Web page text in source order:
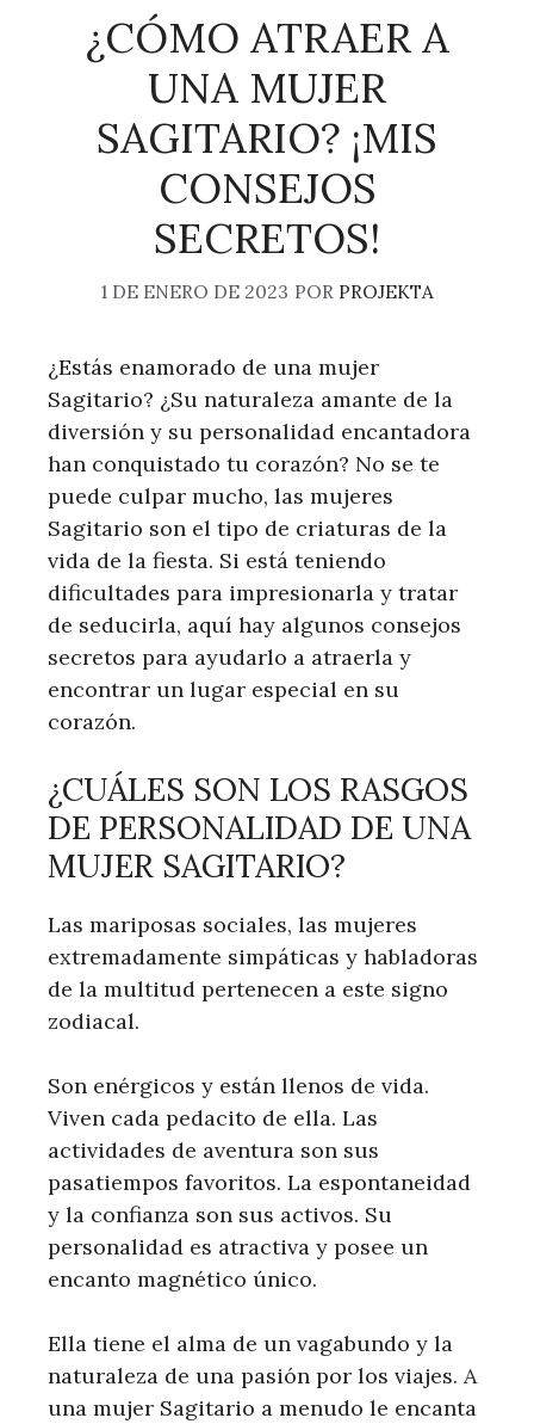
¿CÓMO ATRAER A
UNA MUJER
SAGITARIO? ¡MIS
CONSEJOS
SECRETOS!
1 DE ENERO DE 2023 POR PROJEKTA
¿Estás enamorado de una mujer
Sagitario? ¿Su naturaleza amante de la
diversión y su personalidad encantadora
han conquistado tu corazón? No se te
puede culpar mucho, las mujeres
Sagitario son el tipo de criaturas de la
vida de la fiesta. Si está teniendo
dificultades para impresionarla y tratar
de seducirla, aquí hay algunos consejos
secretos para ayudarlo a atraerla y
encontrar un lugar especial en su
corazón.
¿CUÁLES SON LOS RASGOS
DE PERSONALIDAD DE UNA
MUJER SAGITARIO?
Las mariposas sociales, las mujeres
extremadamente simpáticas y habladoras
de la multitud pertenecen a este signo
zodiacal.
Son enérgicos y están llenos de vida.
Viven cada pedacito de ella. Las
actividades de aventura son sus
pasatiempos favoritos. La espontaneidad
y la confianza son sus activos. Su
personalidad es atractiva y posee un
encanto magnético único.
Ella tiene el alma de un vagabundo y la
naturaleza de una pasión por los viajes. A
una mujer Sagitario a menudo le encanta